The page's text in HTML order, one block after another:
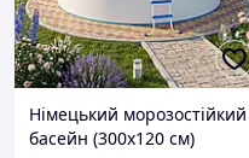
Німецький морозостійкий
басейн (300х120 см)